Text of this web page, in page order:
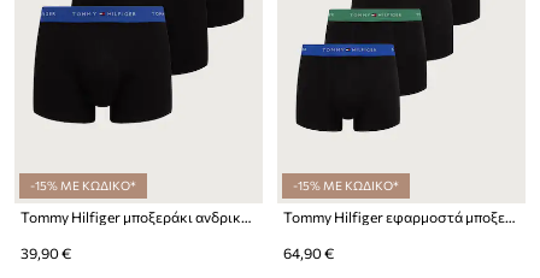
-15% ΜΕ ΚΩΔΙΚΟ*
Tommy Hilfiger μποξεράκι ανδρικό βαμβακερό με ελαστάν 3-pack
39,90 €
-15% ΜΕ ΚΩΔΙΚΟ*
Tommy Hilfiger εφαρμοστά μποξεράκια ανδρικά βαμβακερά με ελαστάν 5-pack
64,90 €